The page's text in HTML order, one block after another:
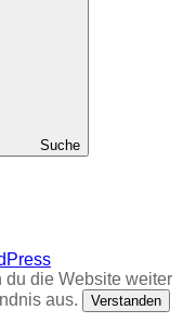
Suche
du die Website weiter
aus.
Verstanden